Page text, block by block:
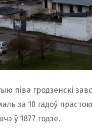
піва гродзенскі
за 10 гадоў
ў 1877 годзе.